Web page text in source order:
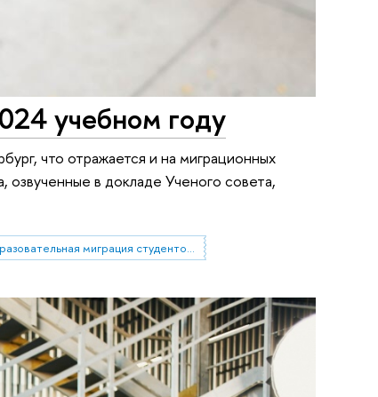
учебном году
что отражается и на миграционных
в докладе Ученого совета,
Образовательная миграция студентов из небольших городов и сел в мегаполисы. Социальное включение как способ повышения устойчивости: барьеры, стратегии, успешные практики